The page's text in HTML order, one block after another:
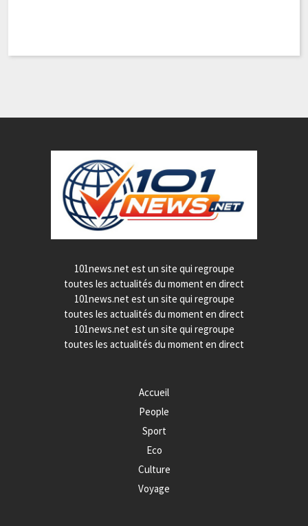
101news.net est un site qui regroupe
toutes les actualités du moment en direct
101news.net est un site qui regroupe
toutes les actualités du moment en direct
101news.net est un site qui regroupe
toutes les actualités du moment en direct
Accueil
People
Sport
Eco
Culture
Voyage